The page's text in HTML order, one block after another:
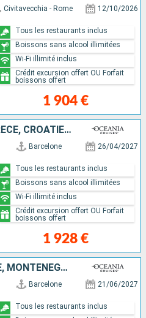
Civitavecchia - Rome 12/10/2026
1 904 €
Tous les restaurants inclus
Boissons sans alcool illimitées
Wi-Fi illimité inclus
Crédit excursion offert OU Forfait
boissons offert
MAJORQUE, ESPAGNE, GRÈCE, CROATIE, ITALIE
Barcelone 26/04/2027
1 928 €
Tous les restaurants inclus
Boissons sans alcool illimitées
Wi-Fi illimité inclus
Crédit excursion offert OU Forfait
boissons offert
ESPAGNE, FRANCE, GRÈCE, MONTÉNÉGRO, CROATIE, ITALIE
Barcelone 21/06/2027
Tous les restaurants inclus